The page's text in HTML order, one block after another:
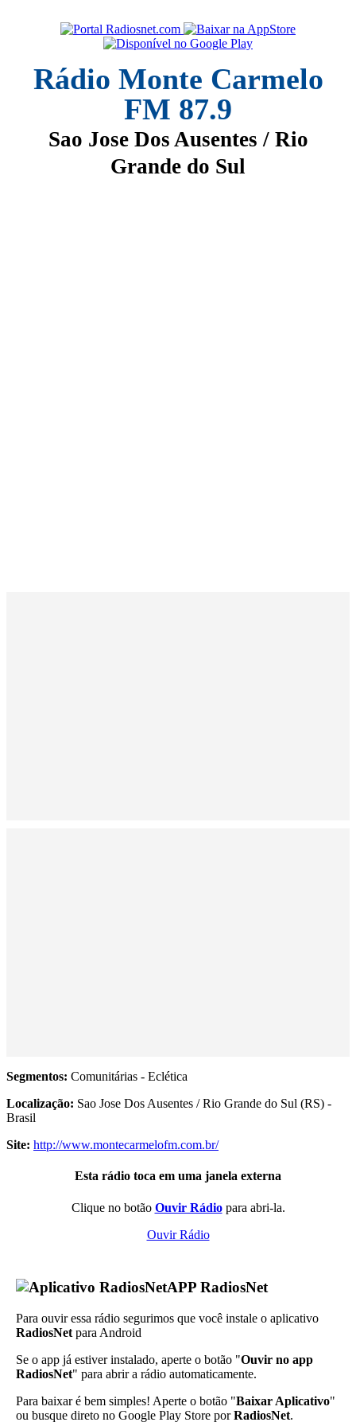
Rádio Monte Carmelo
FM 87.9
Sao Jose Dos Ausentes / Rio
Grande do Sul
Segmentos: Comunitárias - Eclética
Localização: Sao Jose Dos Ausentes / Rio Grande do Sul (RS) -
Brasil
Site: http://www.montecarmelofm.com.br/
Esta rádio toca em uma janela externa
Clique no botão Ouvir Rádiopara abri-la.
Ouvir Rádio
APP RadiosNet
Para ouvir essa rádio segurimos que você instale o aplicativo
RadiosNet para Android
Se o app já estiver instalado, aperte o botão "Ouvir no app
RadiosNet" para abrir a rádio automaticamente.
Para baixar é bem simples! Aperte o botão "Baixar Aplicativo"
ou busque direto no Google Play Store porRadiosNet.